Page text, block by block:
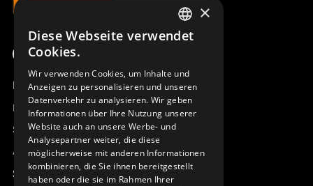
Produktübersicht
Remotus
Sesam
Access_Ctrl
Support
SWEDISH
DEUTSCH
×
Diese Webseite verwendet
Cookies.
Wir verwenden Cookies, um Inhalte und
Anzeigen zu personalisieren und unseren
Datenverkehr zu analysieren. Wir geben
Informationen über Ihre Nutzung unserer
Website auch an unsere Werbe- und
Analysepartner weiter, die diese
möglicherweise mit anderen Informationen
kombinieren, die Sie ihnen bereitgestellt
haben oder die sie im Rahmen Ihrer